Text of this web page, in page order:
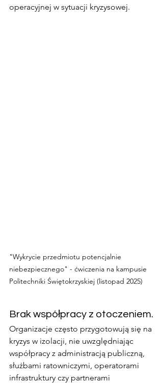
operacyjnej w sytuacji kryzysowej.
"Wykrycie przedmiotu potencjalnie
niebezpiecznego" - ćwiczenia na kampusie
Politechniki Świętokrzyskiej (listopad 2025)
Brak współpracy z otoczeniem.
Organizacje często przygotowują się na
kryzys w izolacji, nie uwzględniając
współpracy z administracją publiczną,
służbami ratowniczymi, operatorami
infrastruktury czy partnerami